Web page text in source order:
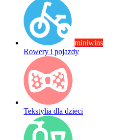
miniwins
Rowery i pojazdy
Tekstylia dla dzieci